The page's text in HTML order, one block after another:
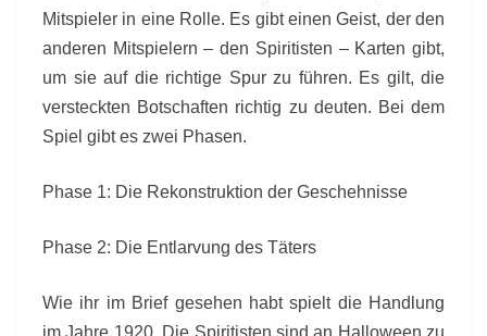
Mitspieler in eine Rolle. Es gibt einen Geist, der den
anderen Mitspielern – den Spiritisten – Karten gibt,
um sie auf die richtige Spur zu führen. Es gilt, die
versteckten Botschaften richtig zu deuten. Bei dem
Spiel gibt es zwei Phasen.
Phase 1: Die Rekonstruktion der Geschehnisse
Phase 2: Die Entlarvung des Täters
Wie ihr im Brief gesehen habt spielt die Handlung
im Jahre 1920. Die Spiritisten sind an Halloween zu